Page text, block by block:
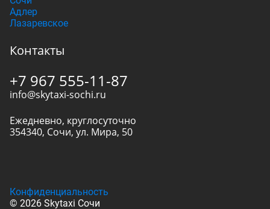
Адлер
Лазаревское
Контакты
+7 967 555-11-87
info@skytaxi-sochi.ru
Ежедневно, круглосуточно
354340, Сочи, ул. Мира, 50
© 2026 Skytaxi Сочи
Конфиденциальность